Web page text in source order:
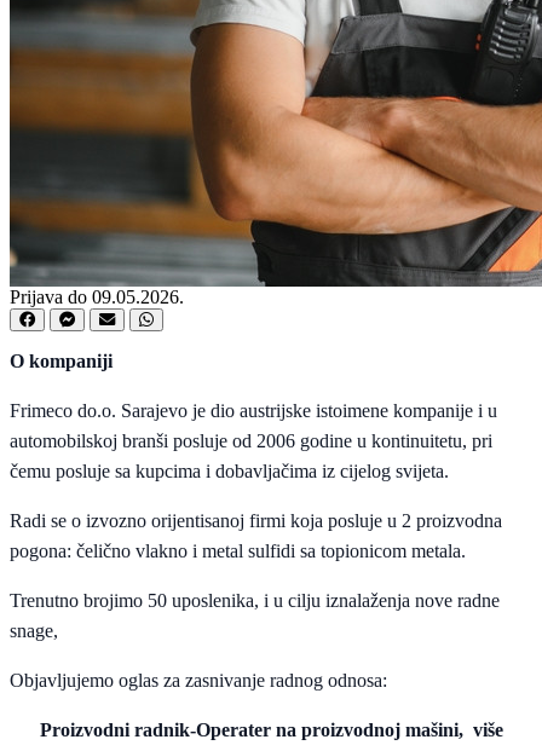
Prijava do 09.05.2026.
O kompaniji
Frimeco do.o. Sarajevo je dio austrijske istoimene kompanije i u
automobilskoj branši posluje od 2006 godine u kontinuitetu, pri
čemu posluje sa kupcima i dobavljačima iz cijelog svijeta.
Radi se o izvozno orijentisanoj firmi koja posluje u 2 proizvodna
pogona: čelično vlakno i metal sulfidi sa topionicom metala.
Trenutno brojimo 50 uposlenika, i u cilju iznalaženja nove radne
snage,
Objavljujemo oglas za zasnivanje radnog odnosa:
Proizvodni radnik-Operater na proizvodnoj mašini, više